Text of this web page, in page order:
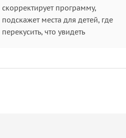
скорректирует программу,
подскажет места для детей, где
перекусить, что увидеть